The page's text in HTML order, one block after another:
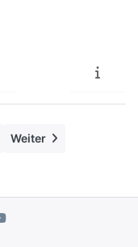
Weiter